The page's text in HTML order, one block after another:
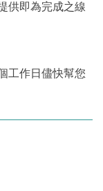
供即為完成之線
工作日儘快幫您